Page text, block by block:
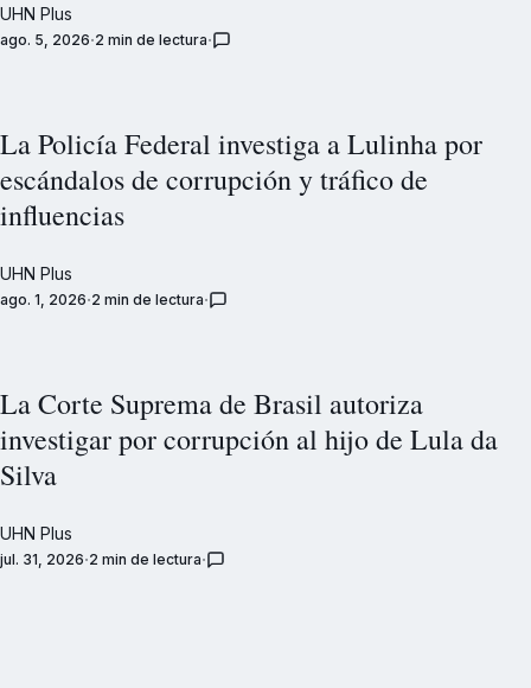
UHN Plus
ago. 5, 2026 2 min de lectura
La Policía Federal investiga a Lulinha por
escándalos de corrupción y tráfico de
influencias
UHN Plus
ago. 1, 2026 2 min de lectura
La Corte Suprema de Brasil autoriza
investigar por corrupción al hijo de Lula da
Silva
UHN Plus
jul. 31, 2026 2 min de lectura